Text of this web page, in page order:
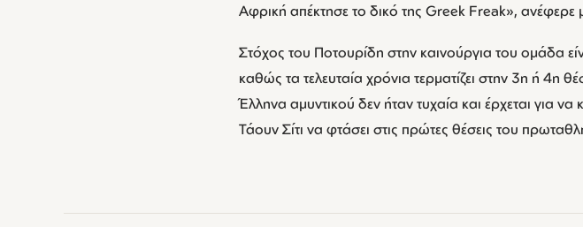
Αφρική απέκτησε το δικό της Greek Freak», ανέφερε
Στόχος του Ποτουρίδη στην καινούργια του ομάδα
καθώς τα τελευταία χρόνια τερματίζει στην 3η ή 4η
Έλληνα αμυντικού δεν ήταν τυχαία και έρχεται για να
Τάουν Σίτι να φτάσει στις πρώτες θέσεις του